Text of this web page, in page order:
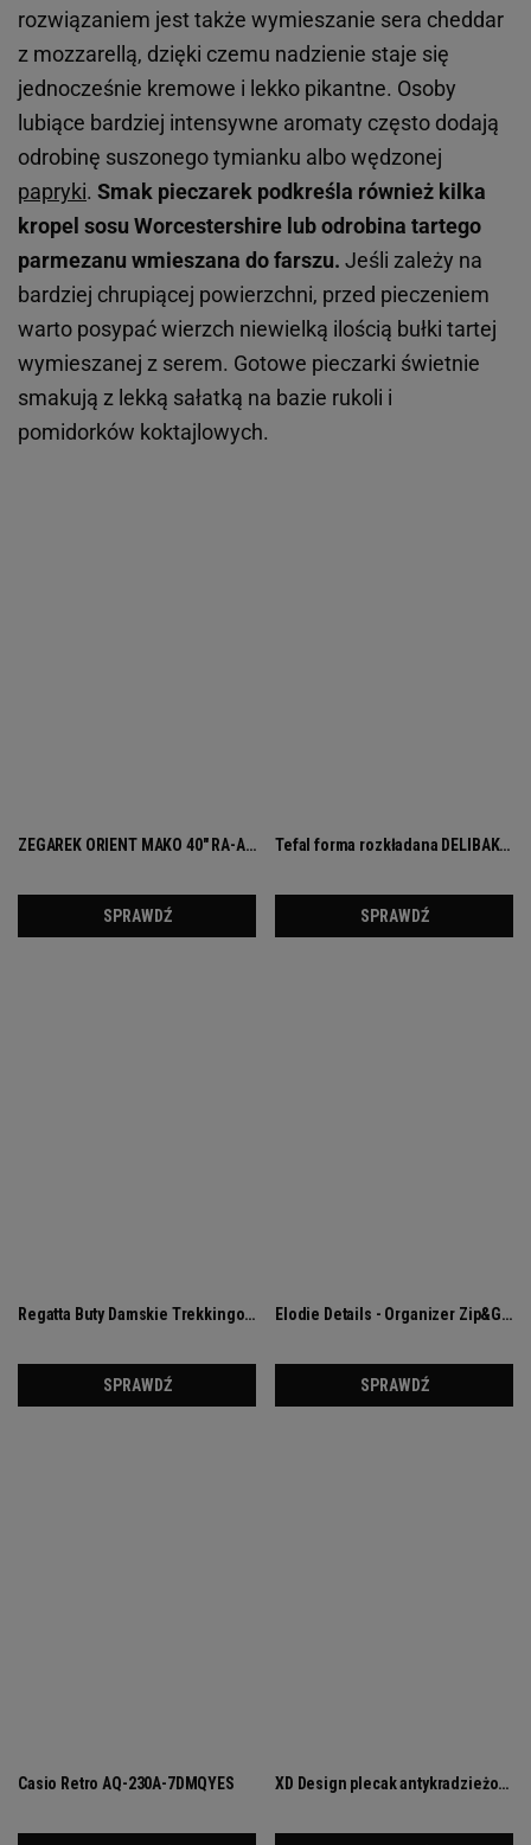
rozwiązaniem jest także wymieszanie sera cheddar
z mozzarellą, dzięki czemu nadzienie staje się
jednocześnie kremowe i lekko pikantne. Osoby
lubiące bardziej intensywne aromaty często dodają
odrobinę suszonego tymianku albo wędzonej
papryki. Smak pieczarek podkreśla również kilka
kropel sosu Worcestershire lub odrobina tartego
parmezanu wmieszana do farszu. Jeśli zależy na
bardziej chrupiącej powierzchni, przed pieczeniem
warto posypać wierzch niewielką ilością bułki tartej
wymieszanej z serem. Gotowe pieczarki świetnie
smakują z lekką sałatką na bazie rukoli i
pomidorków koktajlowych.